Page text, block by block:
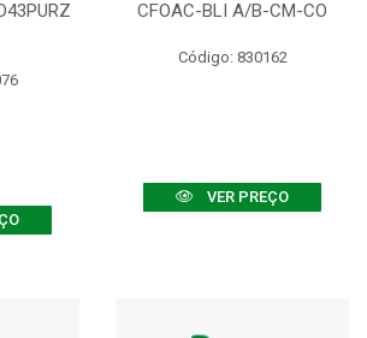
CFOAC-BLI A/B-CM-CO
Código: 830162
VER PREÇO